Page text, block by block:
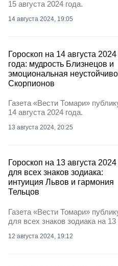
15 августа 2024 года.
14 августа 2024, 19:05
Гороскоп на 14 августа 2024
года: мудрость Близнецов и
эмоциональная
Скорпионов
Газета «Вести Томари»
14 августа 2024 года.
13 августа 2024, 20:25
Гороскоп на 13 августа 2024
для всех знаков зодиака:
интуиция Львов и гармония
Тельцов
Газета «Вести Томари»
для всех знаков зодиака на 13
12 августа 2024, 19:12